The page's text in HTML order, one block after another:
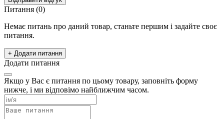
Питання (0)
Немає питань про даний товар, станьте першим і задайте своє
питання.
+ Додати питання
Додати питання
Якщо у Вас є питання по цьому товару, заповніть форму
нижче, і ми відповімо найближчим часом.